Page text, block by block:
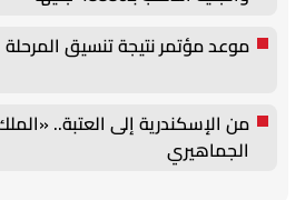
موعد مؤتمر نتيجة تنسيق المرحلة الأولى
من الإسكندرية إلى العتبة..
الجماهيري